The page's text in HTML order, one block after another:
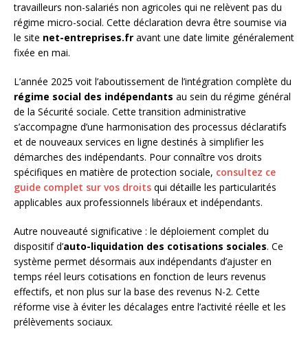
travailleurs non-salariés non agricoles qui ne relèvent pas du
régime micro-social. Cette déclaration devra être soumise via
le site net-entreprises.fr avant une date limite généralement
fixée en mai.
L’année 2025 voit l’aboutissement de l’intégration complète du
régime social des indépendants au sein du régime général
de la Sécurité sociale. Cette transition administrative
s’accompagne d’une harmonisation des processus déclaratifs
et de nouveaux services en ligne destinés à simplifier les
démarches des indépendants. Pour connaître vos droits
spécifiques en matière de protection sociale, consultez ce
guide complet sur vos droits qui détaille les particularités
applicables aux professionnels libéraux et indépendants.
Autre nouveauté significative : le déploiement complet du
dispositif d’auto-liquidation des cotisations sociales. Ce
système permet désormais aux indépendants d’ajuster en
temps réel leurs cotisations en fonction de leurs revenus
effectifs, et non plus sur la base des revenus N-2. Cette
réforme vise à éviter les décalages entre l’activité réelle et les
prélèvements sociaux.